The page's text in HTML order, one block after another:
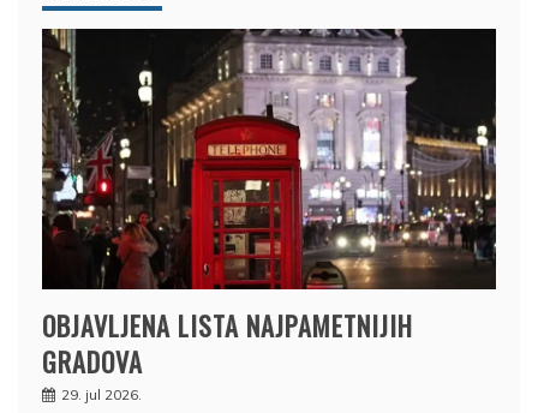
OBJAVLJENA LISTA NAJPAMETNIJIH
GRADOVA
29. jul 2026.